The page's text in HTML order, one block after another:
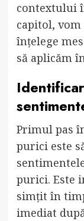
contextului
capitol,
înțelege
să aplicăm
Primul pas
purici este
purici. Este
simțit în
imediat